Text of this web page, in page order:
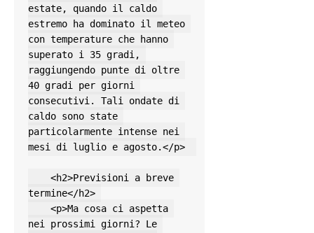
estate, quando il caldo
estremo ha dominato il meteo
con temperature che hanno
superato i 35 gradi,
raggiungendo punte di oltre
40 gradi per giorni
consecutivi. Tali ondate di
caldo sono state
particolarmente intense nei
mesi di luglio e agosto.</p>
termine</h2>
nei prossimi giorni? Le